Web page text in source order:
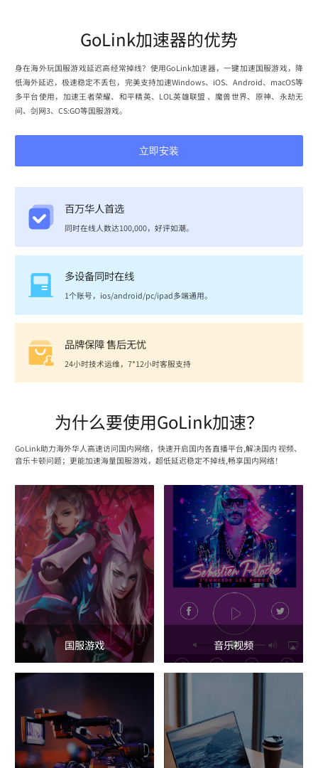
GoLink加速器的优势
身在海外玩国服游戏延迟高经常掉线？使用GoLink加速器，一键加速国服游戏，降
低海外延迟，极速稳定不丢包，完美支持加速Windows、iOS、Android、macOS等
多平台使用，加速王者荣耀、和平精英、LOL英雄联盟 、魔兽世界、原神、永劫无
间、剑网3、CS:GO等国服游戏。
立即安装
百万华人首选
同时在线人数达100,000，好评如潮。
多设备同时在线
1个账号，ios/android/pc/ipad多端通用。
品牌保障 售后无忧
24小时技术运维，7*12小时客服支持
为什么要使用GoLink加速？
GoLink助力海外华人高速访问国内网络，快速开启国内各直播平台,解决国内 视频、
音乐卡顿问题；更能加速海量国服游戏，超低延迟稳定不掉线,畅享国内网络！
国服游戏 音乐视频